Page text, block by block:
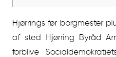
Hjørrings før borgmester
af sted Hjørring Byråd
forblive